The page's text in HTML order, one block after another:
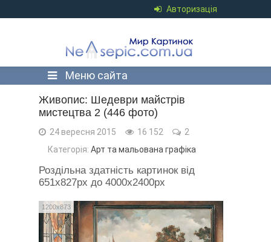
Авторизація
Меню сайта
Живопис: Шедеври майстрів
мистецтва 2 (446 фото)
24 вересня 2015 16 152
2
Категорія: Арт та мальована графіка
Роздільна здатність картинок від
651x827px до 4000x2400px
1200x873